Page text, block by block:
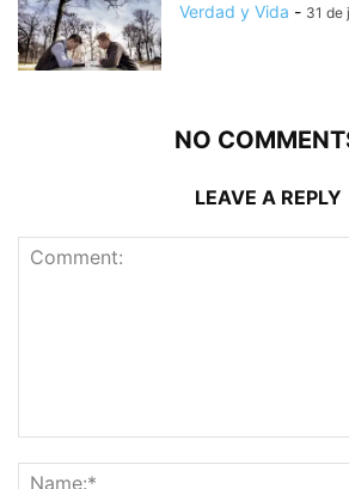
Verdad y Vida - 31 de
NO
LEAVE A REPLY